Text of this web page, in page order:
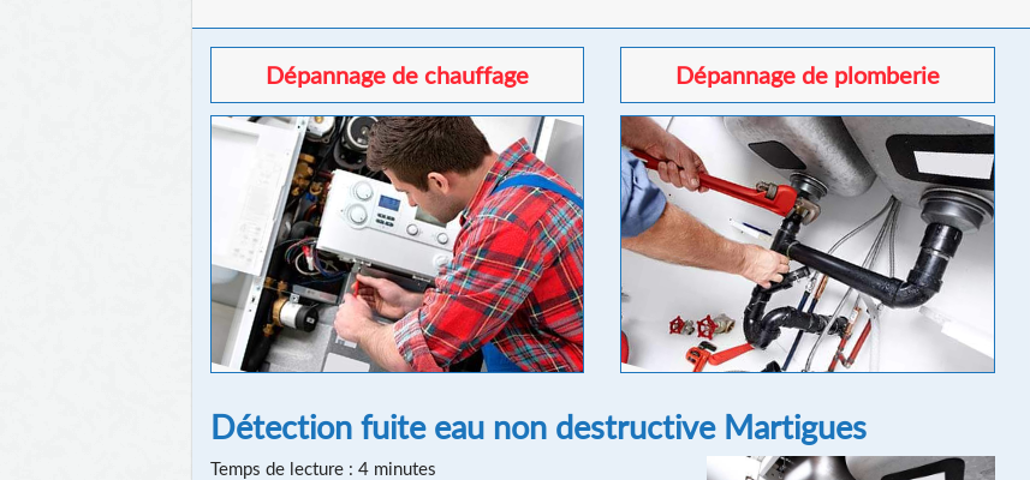
Dépannage de chauffage Dépannage de plomberie
Détection fuite eau non destructive Martigues
Temps de lecture : 4 minutes